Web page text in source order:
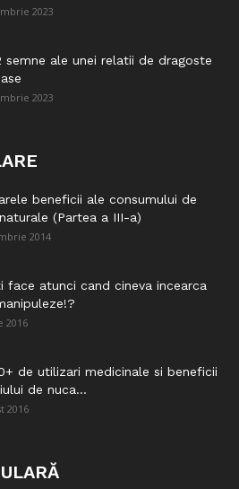
2023
semne ale unei relatii de dragoste
2023
beneficii ale consumului de
(Partea a III-a)
2014
face atunci cand cineva incearca
2016
de utilizari medicinale si beneficii
de nuca...
2016